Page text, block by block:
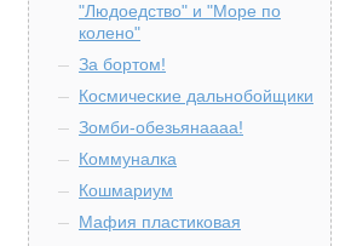
"Людоедство" и "Море по
колено"
За бортом!
Космические дальнобойщики
Зомби-обезьянаааа!
Коммуналка
Кошмариум
Мафия пластиковая